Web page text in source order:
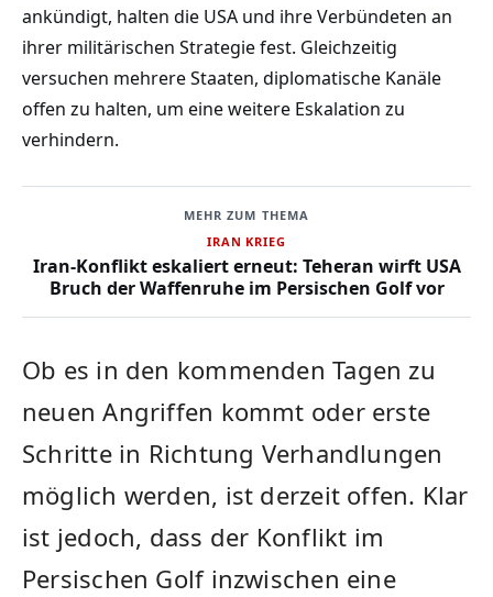
ankündigt, halten die USA und ihre Verbündeten an
ihrer militärischen Strategie fest. Gleichzeitig
versuchen mehrere Staaten, diplomatische Kanäle
offen zu halten, um eine weitere Eskalation zu
verhindern.
MEHR ZUM THEMA
IRAN KRIEG
Iran-Konflikt eskaliert erneut: Teheran wirft USA
Bruch der Waffenruhe im Persischen Golf vor
Ob es in den kommenden Tagen zu
neuen Angriffen kommt oder erste
Schritte in Richtung Verhandlungen
möglich werden, ist derzeit offen. Klar
ist jedoch, dass der Konflikt im
Persischen Golf inzwischen eine